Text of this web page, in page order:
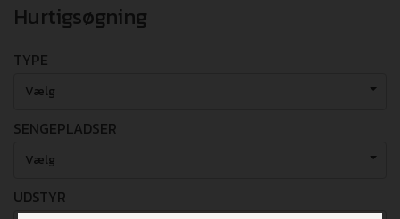
Hurtigsøgning
TYPE
Vælg
SENGEPLADSER
Vælg
UDSTYR